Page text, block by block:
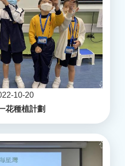
10-20
花種植計劃